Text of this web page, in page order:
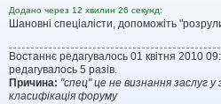
я
Додано через 12 хвилин 26 секунд:
Шановні спеціалісти, допоможіть
Востаннє редагувалось 01 квітня 2010
редагувалось 5 разів.
Причина: "спец" це не визнання заслуг у
класифікація форуму